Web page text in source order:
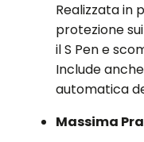
Realizzata in
protezione
il S Pen e
Include
automatica
Massima